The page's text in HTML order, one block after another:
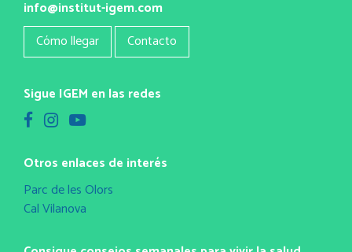
info@institut-igem.com
Cómo llegar
Contacto
Sigue IGEM en las redes
Otros enlaces de interés
Parc de les Olors
Cal Vilanova